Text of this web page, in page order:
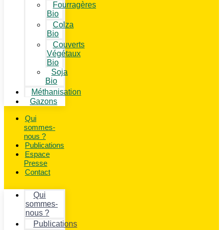
Fourragères
Bio
Colza
Bio
Couverts
Végétaux
Bio
Soja
Bio
Méthanisation
Gazons
Qui
sommes-
nous ?
Publications
Espace
Presse
Contact
Qui
sommes-
nous ?
Publications